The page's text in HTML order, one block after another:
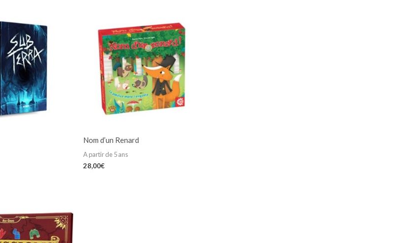
Nom d’un Renard
A partir de 5 ans
28,00€